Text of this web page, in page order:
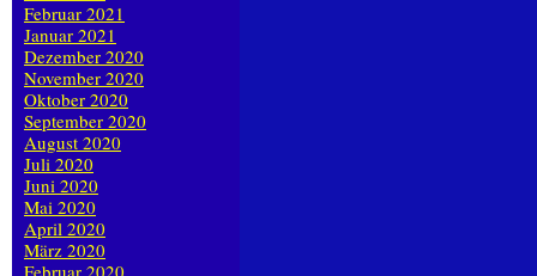
Februar 2021
Januar 2021
Dezember 2020
November 2020
Oktober 2020
September 2020
August 2020
Juli 2020
Juni 2020
Mai 2020
April 2020
März 2020
Februar 2020